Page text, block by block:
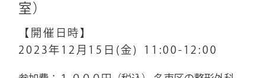
室）
【開催日時】
2023年12月15日(金)
11:00-12:00